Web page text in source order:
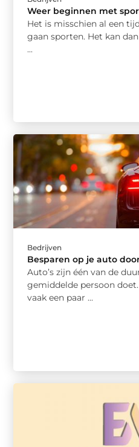
Weer beginnen met
Het is misschien al een
gaan sporten. Het kan
...
Bedrijven
Besparen op je auto
Auto’s zijn één van de
gemiddelde persoon
vaak een paar ...